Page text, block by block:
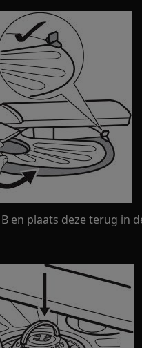
en plaats deze terug in